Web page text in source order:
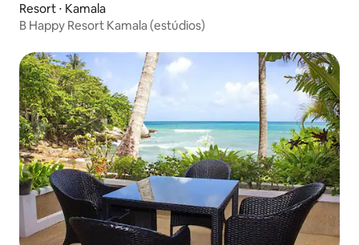
Resort ⋅ Kamala
B Happy Resort Kamala (estúdios)